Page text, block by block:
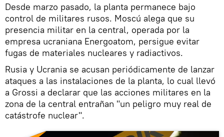
Desde marzo pasado, la planta permanece bajo
control de militares rusos. Moscú alega que su
presencia militar en la central, operada por la
empresa ucraniana Energoatom, persigue evitar
fugas de materiales nucleares y radiactivos.
Rusia y Ucrania se acusan periódicamente de lanzar
ataques a las instalaciones de la planta, lo cual llevó
a Grossi a declarar que las acciones militares en la
zona de la central entrañan "un peligro muy real de
catástrofe nuclear".